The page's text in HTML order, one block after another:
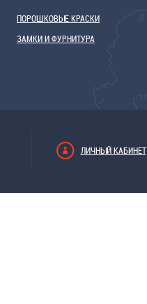
ПОРОШКОВЫЕ КРАСКИ
ЗАМКИ И ФУРНИТУРА
ЛИЧНЫЙ КАБИНЕТ